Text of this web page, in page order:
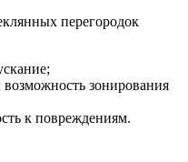
перегородок
зонирования
к повреждениям.